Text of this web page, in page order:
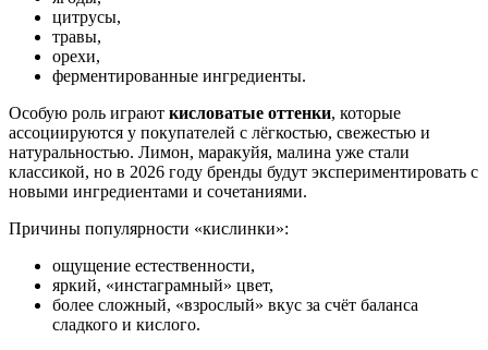
цитрусы,
травы,
орехи,
ферментированные ингредиенты.
Особую роль играют кисловатые оттенки, которые
ассоциируются у покупателей с лёгкостью, свежестью и
натуральностью. Лимон, маракуйя, малина уже стали
классикой, но в 2026 году бренды будут экспериментировать с
новыми ингредиентами и сочетаниями.
Причины популярности «кислинки»:
ощущение естественности,
яркий, «инстаграмный» цвет,
более сложный, «взрослый» вкус за счёт баланса
сладкого и кислого.